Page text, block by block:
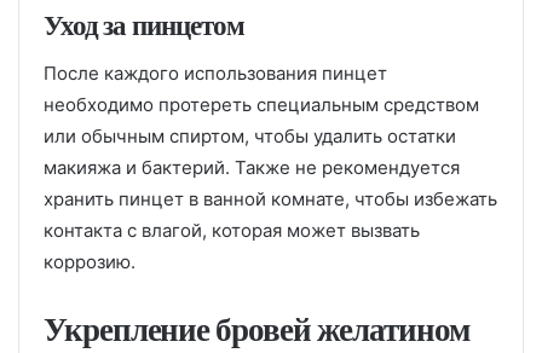
Уход за пинцетом
После каждого использования пинцет
необходимо протереть специальным средством
или обычным спиртом, чтобы удалить остатки
макияжа и бактерий. Также не рекомендуется
хранить пинцет в ванной комнате, чтобы избежать
контакта с влагой, которая может вызвать
коррозию.
Укрепление бровей желатином